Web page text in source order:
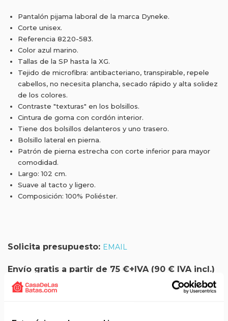
Pantalón pijama laboral de la marca Dyneke.
Corte unisex.
Referencia 8220-583.
Color azul marino.
Tallas de la SP hasta la XG.
Tejido de microfibra: antibacteriano, transpirable, repele
cabellos, no necesita plancha, secado rápido y alta solidez
de los colores.
Contraste "texturas" en los bolsillos.
Cintura de goma con cordón interior.
Tiene dos bolsillos delanteros y uno trasero.
Bolsillo lateral en pierna.
Patrón de pierna estrecha con corte inferior para mayor
comodidad.
Largo: 102 cm.
Suave al tacto y ligero.
Composición: 100% Poliéster.
Solicita presupuesto: EMAIL
Envío gratis a partir de 75 €+IVA (90 € IVA incl.)
Aprovecha el envío gratuito en toda España excepto